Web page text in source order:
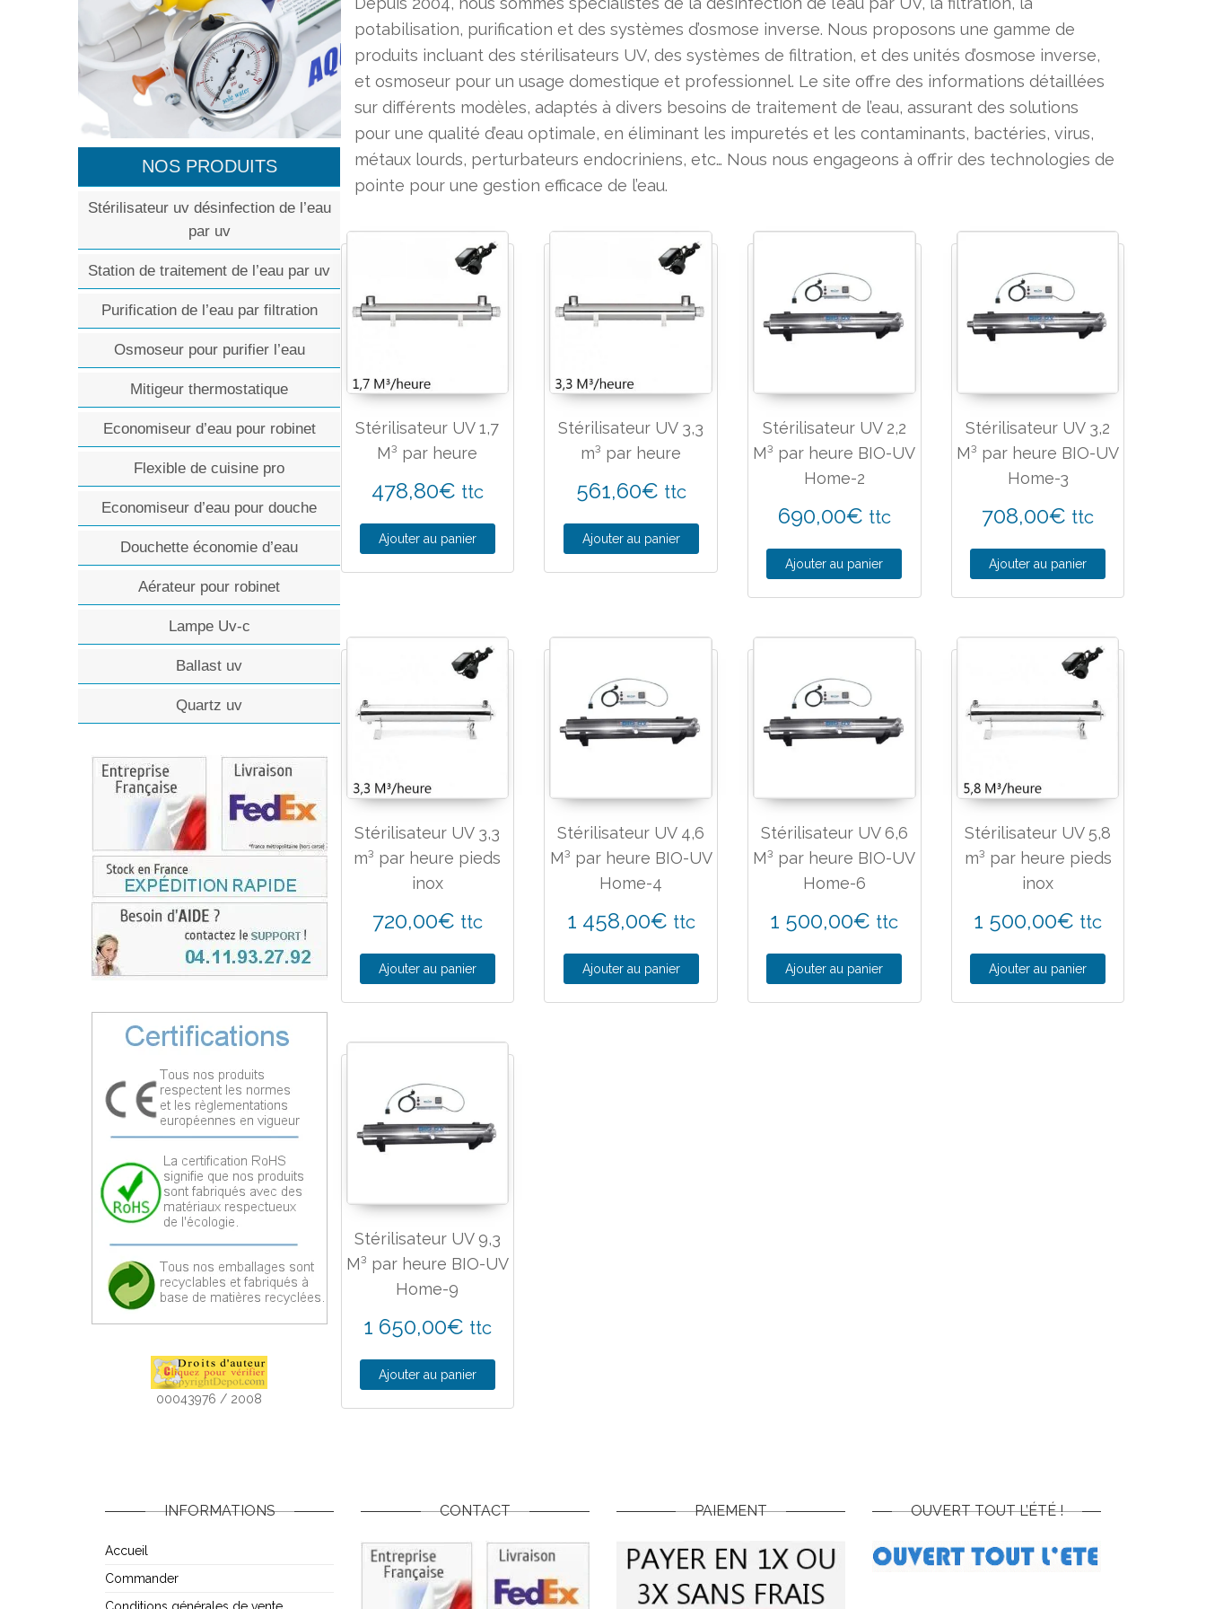
NOS PRODUITS
Stérilisateur uv désinfection de l’eau
par uv
Station de traitement de l’eau par uv
Purification de l’eau par filtration
Osmoseur pour purifier l’eau
Mitigeur thermostatique
Economiseur d’eau pour robinet
Flexible de cuisine pro
Economiseur d’eau pour douche
Douchette économie d’eau
Aérateur pour robinet
Lampe Uv-c
Ballast uv
Quartz uv
00043976 / 2008
potabilisation, purification et des systèmes d’osmose inverse. Nous proposons une gamme de
produits incluant des stérilisateurs UV, des systèmes de filtration, et des unités d’osmose inverse,
et osmoseur pour un usage domestique et professionnel. Le site offre des informations détaillées
sur différents modèles, adaptés à divers besoins de traitement de l’eau, assurant des solutions
pour une qualité d’eau optimale, en éliminant les impuretés et les contaminants, bactéries, virus,
métaux lourds, perturbateurs endocriniens, etc… Nous nous engageons à offrir des technologies de
pointe pour une gestion efficace de l’eau.
Stérilisateur UV 1,7
M³ par heure
478,80€ ttc
Ajouter au panier
Stérilisateur UV 3,3
m³ par heure
561,60€ ttc
Ajouter au panier
Stérilisateur UV 2,2
M³ par heure BIO-UV
Home-2
690,00€ ttc
Ajouter au panier
Stérilisateur UV 3,2
M³ par heure BIO-UV
Home-3
708,00€ ttc
Ajouter au panier
Stérilisateur UV 3,3
m³ par heure pieds
inox
720,00€ ttc
Ajouter au panier
Stérilisateur UV 4,6
M³ par heure BIO-UV
Home-4
1 458,00€ ttc
Ajouter au panier
Stérilisateur UV 6,6
M³ par heure BIO-UV
Home-6
1 500,00€ ttc
Ajouter au panier
Stérilisateur UV 5,8
m³ par heure pieds
inox
1 500,00€ ttc
Ajouter au panier
Stérilisateur UV 9,3
M³ par heure BIO-UV
Home-9
1 650,00€ ttc
Ajouter au panier
INFORMATIONS
Accueil
Commander
CONTACT PAIEMENT OUVERT TOUT L’ÉTÉ !